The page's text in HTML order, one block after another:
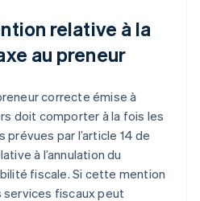
relative à la
au preneur
correcte émise à
doit comporter à la fois les
par l’article 14 de
à l’annulation du
fiscale. Si cette mention
services fiscaux peut